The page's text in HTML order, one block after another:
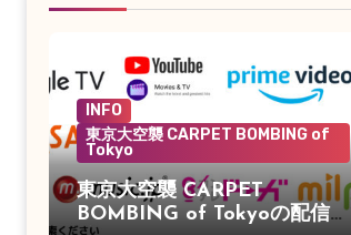
INFO
東京大空襲 CARPET BOMBING of
Tokyo
東京大空襲 CARPET
BOMBING of Tokyoの配信が